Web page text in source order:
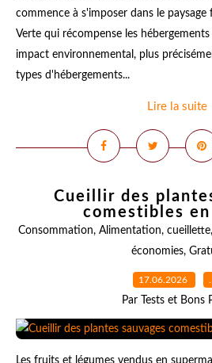
commence à s'imposer dans le paysage
Verte qui récompense les
impact environnemental, plus
types d'hébergements...
Lire la suite
Cueillir des
comestibles en
Consommation, Alimentation, cueillette,
économies,
17.06.2026
Par Tests et Bons
Les fruits et légumes vendus en